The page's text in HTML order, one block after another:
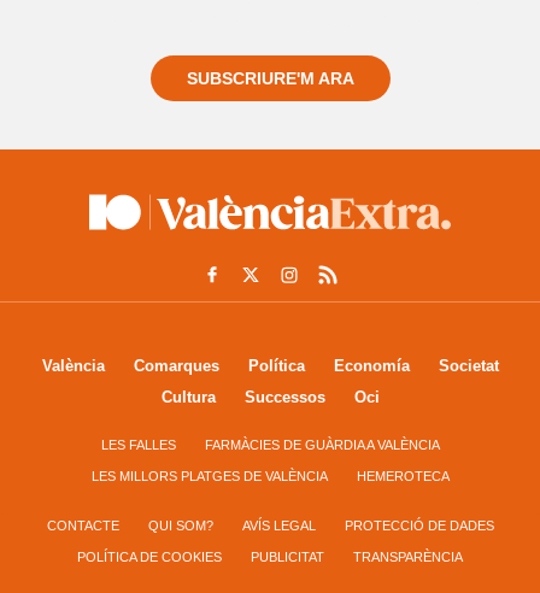
SUBSCRIURE'M ARA
València Comarques Política Economía
Societat
Cultura
Successos Oci
LES FALLES FARMÀCIES DE GUÀRDIA A VALÈNCIA
LES MILLORS PLATGES DE VALÈNCIA HEMEROTECA
CONTACTE QUI SOM? AVÍS LEGAL PROTECCIÓ DE DADES
POLÍTICA DE COOKIES PUBLICITAT TRANSPARÈNCIA